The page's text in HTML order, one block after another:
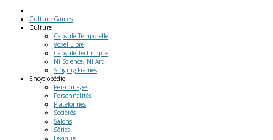
Culture Games
Culture
Capsule Temporelle
Voxel Libre
Capsule Technique
Ni Science, Ni Art
Singing Frames
Encyclopédie
Personnages
Personnalités
Plateformes
Sociétés
Salons
Séries
Lexique